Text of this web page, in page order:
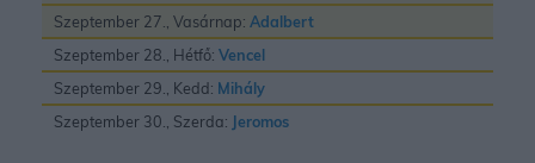
Szeptember 27., Vasárnap: Adalbert
Szeptember 28., Hétfő: Vencel
Szeptember 29., Kedd: Mihály
Szeptember 30., Szerda: Jeromos